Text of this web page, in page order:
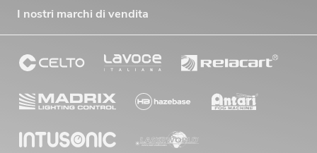
I nostri marchi di vendita